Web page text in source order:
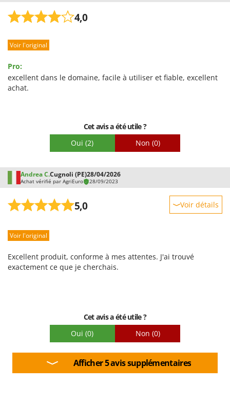
4,0
Voir l'original
Pro:
excellent dans le domaine, facile à utiliser et fiable, excellent
achat.
Cet avis a été utile ?
Oui (2) Non (0)
Andrea C.Cugnoli (PE)28/04/2026
Achat vérifié par AgriEuro 28/09/2023
5,0 Voir détails
Prestations
Qualité / Prix
Voir l'original
Excellent produit, conforme à mes attentes. J'ai trouvé
exactement ce que je cherchais.
Cet avis a été utile ?
Oui (0) Non (0)
Afficher 5 avis supplémentaires